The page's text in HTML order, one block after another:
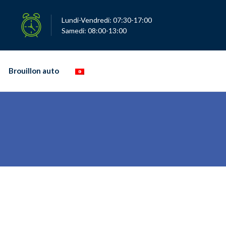
Lundi-Vendredi: 07:30-17:00
Samedi: 08:00-13:00
Brouillon auto